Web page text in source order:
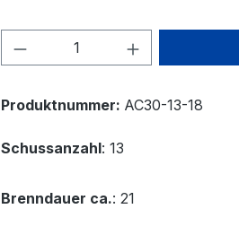
Produkt Anzahl: Gib
Produktnummer: AC30-13-18
Schussanzahl: 13
Brenndauer ca.: 21